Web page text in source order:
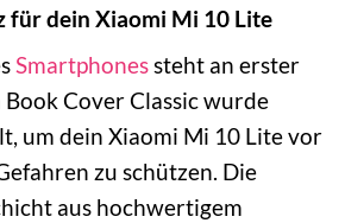
für dein Xiaomi Mi 10 Lite
Smartphonessteht an erster
Book Cover Classic wurde
um dein Xiaomi Mi 10 Lite vor
zu schützen. Die
aus hochwertigem